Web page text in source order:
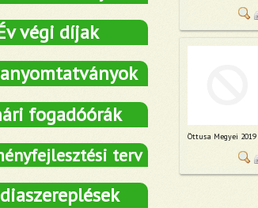
Öttusa Megyei 2019
végi díjak
fogadóórák
terv